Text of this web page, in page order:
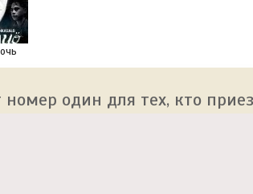
номер один для тех, кто